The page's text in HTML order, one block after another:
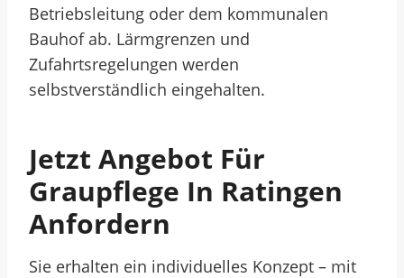
Betriebsleitung oder dem kommunalen
Bauhof ab. Lärmgrenzen und
Zufahrtsregelungen werden
selbstverständlich eingehalten.
Jetzt Angebot Für
Graupflege In Ratingen
Anfordern
Sie erhalten ein individuelles Konzept – mit